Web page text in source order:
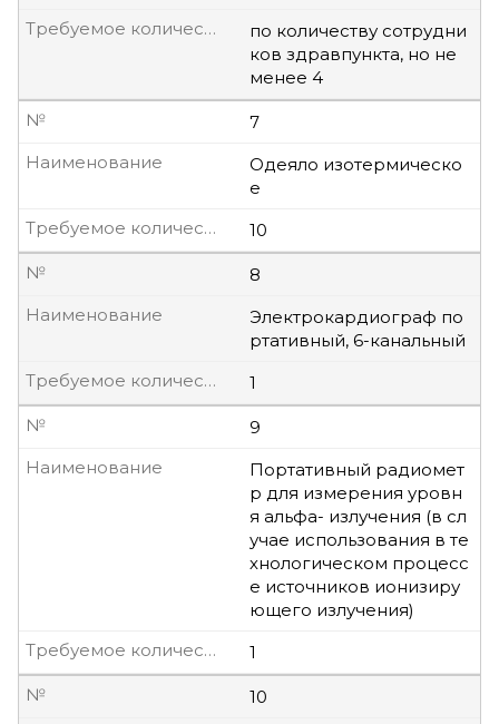
по количеству сотрудни
ков здравпункта, но не
менее 4
Требуемое количество, шт
7
№
Одеяло изотермическо
е
Наименование
10
Требуемое количество, шт
8
№
Электрокардиограф по
ртативный, 6-канальный
Наименование
1
Требуемое количество, шт
9
№
Портативный радиомет
р для измерения уровн
я альфа- излучения (в сл
учае использования в те
хнологическом процесс
е источников ионизиру
ющего излучения)
Наименование
1
Требуемое количество, шт
10
№